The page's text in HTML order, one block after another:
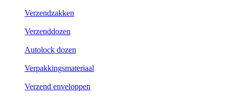
Verzendzakken
Verzenddozen
Autolock dozen
Verpakkingsmateriaal
Verzend enveloppen